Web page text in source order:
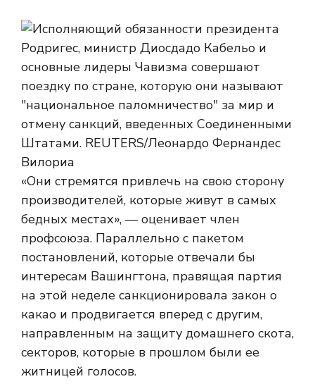
«Они стремятся привлечь на свою сторону
производителей, которые живут в самых
бедных местах», — оценивает член
профсоюза. Параллельно с пакетом
постановлений, которые отвечали бы
интересам Вашингтона, правящая партия
на этой неделе санкционировала закон о
какао и продвигается вперед с другим,
направленным на защиту домашнего скота,
секторов, которые в прошлом были ее
житницей голосов.